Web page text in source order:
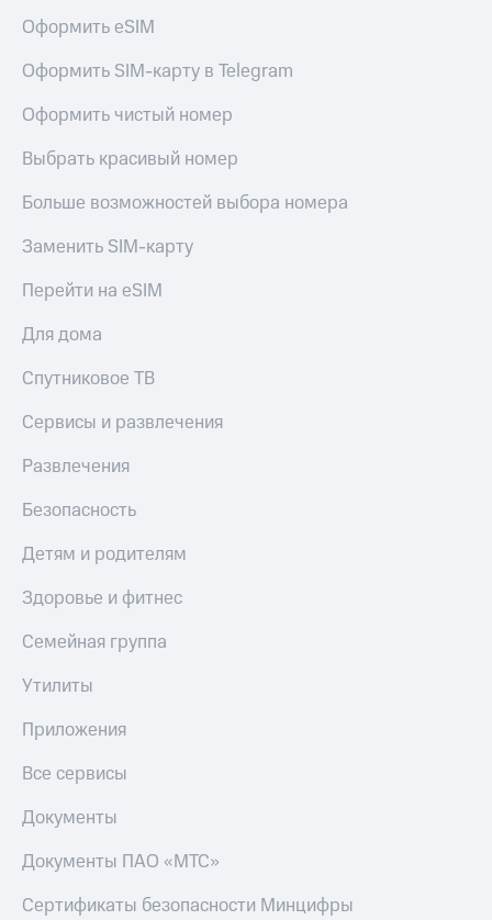
Оформить eSIM
Оформить SIM-карту в Telegram
Оформить чистый номер
Выбрать красивый номер
Больше возможностей выбора номера
Заменить SIM-карту
Перейти на eSIM
Для дома
Спутниковое ТВ
Сервисы и развлечения
Развлечения
Безопасность
Детям и родителям
Здоровье и фитнес
Семейная группа
Утилиты
Приложения
Все сервисы
Документы
Документы ПАО «МТС»
Сертификаты безопасности Минцифры